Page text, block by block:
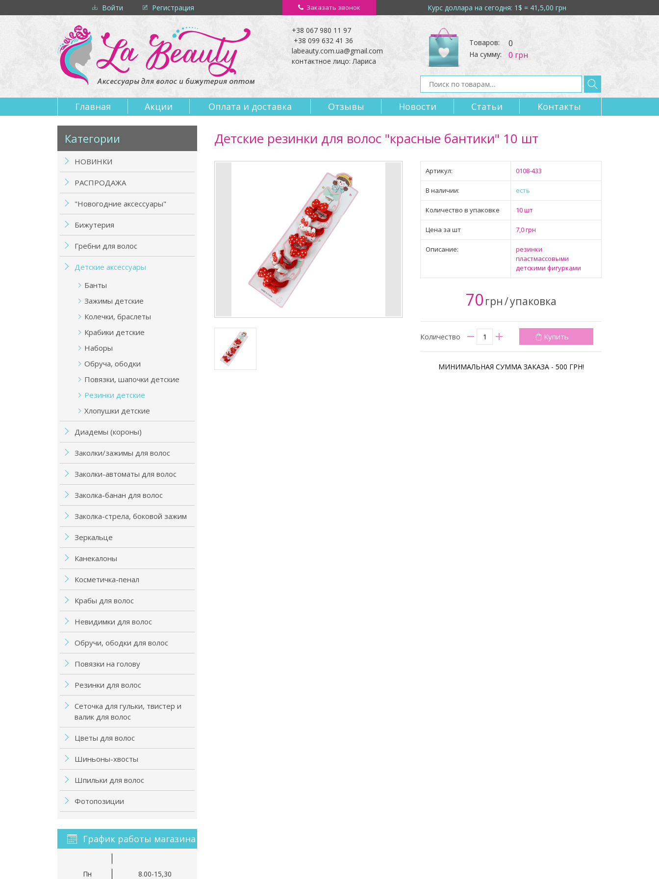
Войти Регистрация Заказать звонок Курс доллара на сегодня: 1$ = 41,5,00 грн
+38 067 980 11 97
+38 099 632 41 36
labeauty.com.ua@gmail.com
контактное лицо: Лариса
Товаров: 0
На сумму: 0 грн
Главная Акции Оплата и доставка Отзывы Новости Статьи Контакты
Категории
НОВИНКИ
РАСПРОДАЖА
"Новогодние аксессуары"
Бижутерия
Гребни для волос
Детские аксессуары
Банты
Зажимы детские
Колечки, браслеты
Крабики детские
Наборы
Обруча, ободки
Повязки, шапочки детские
Резинки детские
Хлопушки детские
Диадемы (короны)
Заколки/зажимы для волос
Заколки-автоматы для волос
Заколка-банан для волос
Заколка-стрела, боковой зажим
Зеркальце
Канекалоны
Косметичка-пенал
Крабы для волос
Невидимки для волос
Обручи, ободки для волос
Повязки на голову
Резинки для волос
Сеточка для гульки, твистер и
валик для волос
Цветы для волос
Шиньоны-хвосты
Шпильки для волос
Фотопозиции
График работы магазина
Пн 8.00-15,30
Детские резинки для волос "красные бантики" 10 шт
Артикул: 0108-433
В наличии: есть
Количество в упаковке 10 шт
Цена за шт 7,0 грн
Описание:
резинки
пластмассовыми
детскими фигурками
70 грн/упаковка
Количество Купить
МИНИМАЛЬНАЯ СУММА ЗАКАЗА - 500 ГРН!